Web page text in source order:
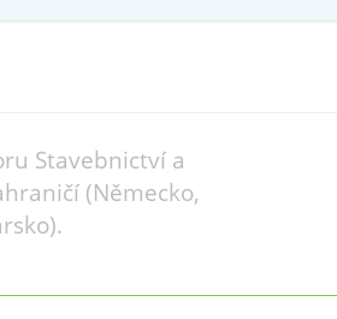
Stavebnictví a
(Německo,